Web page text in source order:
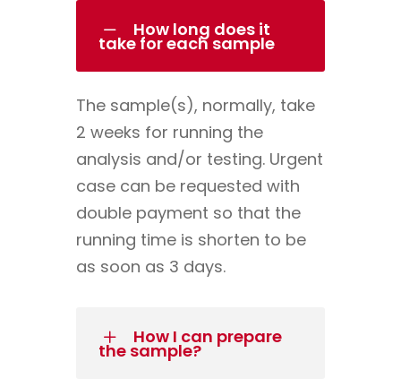
How long does it
take for each sample
The sample(s), normally, take
2 weeks for running the
analysis and/or testing. Urgent
case can be requested with
double payment so that the
running time is shorten to be
as soon as 3 days.
How I can prepare
the sample?